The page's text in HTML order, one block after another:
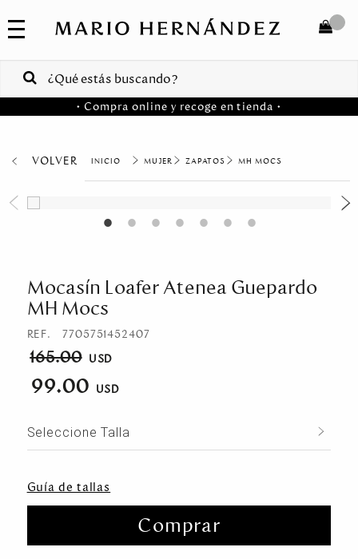
COLECCIONES
VENTAS
CORPORATIVAS
Venezuela
COMPRAR
• Compra online y recoge en tienda •
VOLVER MUJER ZAPATOS MH MOCS
Mocasín Loafer Atenea Guepardo
MH Mocs
REF. 7705751452407
165.00
99.00
Seleccione Talla
Guía de tallas
Comprar